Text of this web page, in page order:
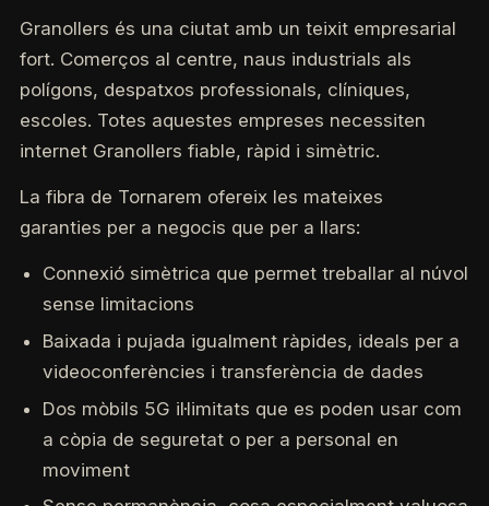
Granollers és una ciutat amb un teixit empresarial
fort. Comerços al centre, naus industrials als
polígons, despatxos professionals, clíniques,
escoles. Totes aquestes empreses necessiten
internet Granollers fiable, ràpid i simètric.
La fibra de Tornarem ofereix les mateixes
garanties per a negocis que per a llars:
Connexió simètrica que permet treballar al núvol
sense limitacions
Baixada i pujada igualment ràpides, ideals per a
videoconferències i transferència de dades
Dos mòbils 5G il·limitats que es poden usar com
a còpia de seguretat o per a personal en
moviment